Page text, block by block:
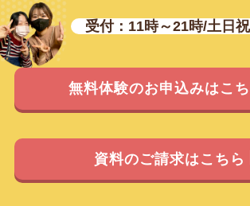
受付：11時～21時/土日
無料体験のお申込みはこ
資料のご請求はこちら